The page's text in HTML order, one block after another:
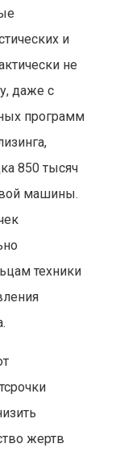
и
не
даже с
программ
850 тысяч
машины.
техники
жертв